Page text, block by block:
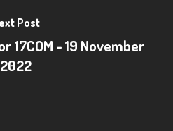
Post
17COM - 19 November
2022